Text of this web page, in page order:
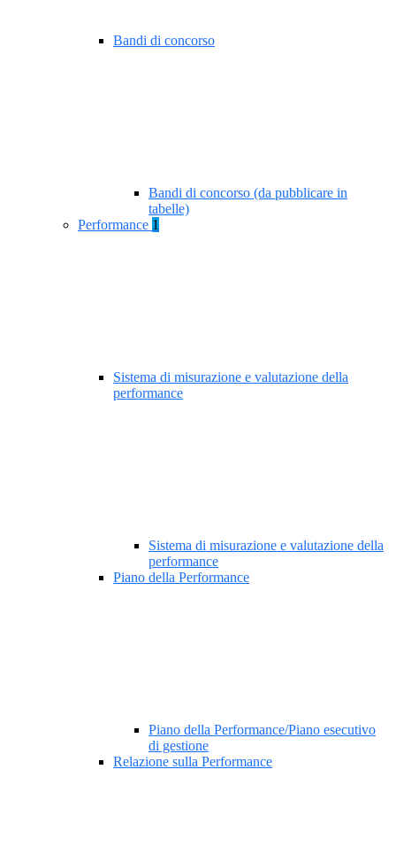
Bandi di concorso
Bandi di concorso (da pubblicare in
tabelle)
Performance 1
Sistema di misurazione e valutazione della
performance
Sistema di misurazione e valutazione della
performance
Piano della Performance
Piano della Performance/Piano esecutivo
di gestione
Relazione sulla Performance